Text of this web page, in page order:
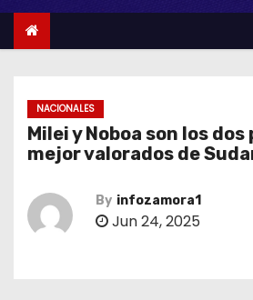
t
e
NACIONALES
Milei y Noboa son los
mejor valorados de
By infozamora1
Jun 24, 2025